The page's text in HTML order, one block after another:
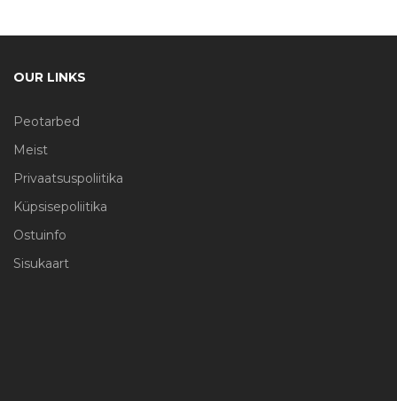
OUR LINKS
Peotarbed
Meist
Privaatsuspoliitika
Küpsisepoliitika
Ostuinfo
Sisukaart